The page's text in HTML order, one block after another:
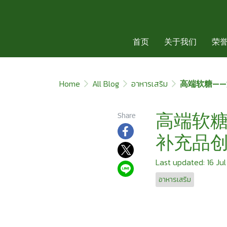
首页 关于我们 荣
Home All Blog อาหารเสริม 高端软糖——
Share 高端软
补充品
Last updated: 16
อาหารเสริม